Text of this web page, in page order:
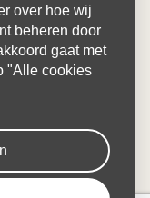
over hoe wij
beheren door
gaat met
"Alle cookies